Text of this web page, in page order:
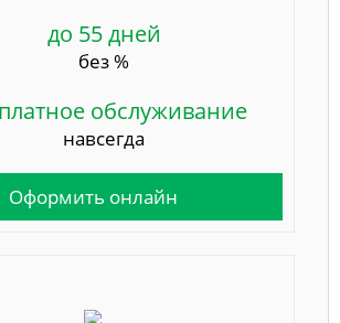
до 55 дней
без %
обслуживание
навсегда
Оформить онлайн